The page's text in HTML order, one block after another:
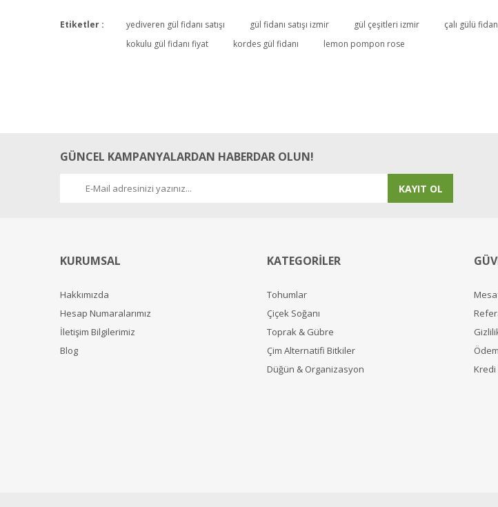
Bu ürüne ilk yorumu siz
Etiketler : yediveren gül fidanı satışı gül fidanı satışı izmir gül çeşitleri izmir çalı gülü
kokulu gül fidanı fiyat
kordes gül fidanı lemon pompon rose
GÜNCEL KAMPANYALARDAN HABERDAR OLUN!
KAYIT OL
KURUMSAL
Hakkımızda
Hesap Numaralarımız
İletişim Bilgilerimiz
Blog
KATEGORİLER
Tohumlar
Çiçek Soğanı
Toprak & Gübre
Çim Alternatifi Bitkiler
Düğün & Organizasyon
Kredi